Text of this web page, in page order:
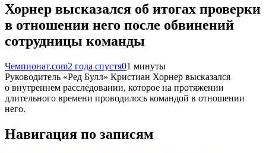
Хорнер высказался об итогах проверки
в отношении него после обвинений
сотрудницы команды
Чемпионат.com2 года спустя01 минуты
Руководитель «Ред Булл» Кристиан Хорнер высказался
о внутреннем расследовании, которое на протяжении
длительного времени проводилось командой в отношении
него.
Навигация по записям